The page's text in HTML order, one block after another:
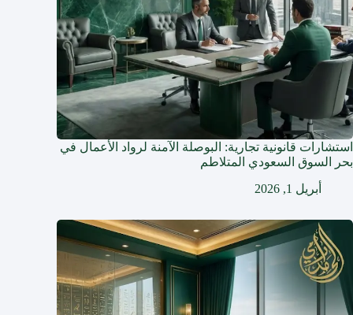
استشارات قانونية تجارية: البوصلة الآمنة لرواد الأعمال في
بحر السوق السعودي المتلاطم
أبريل 1, 2026